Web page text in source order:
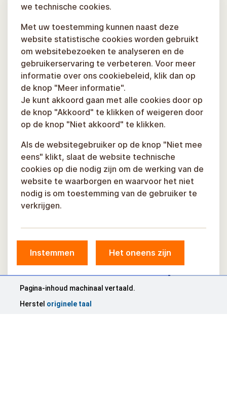
Sigulda-app
Handige assistent bij het gebruik van Sigulda online
routes
Meer informatie
we technische cookies.
Met uw toestemming kunnen naast deze
website statistische cookies worden gebruikt
om websitebezoeken te analyseren en de
gebruikerservaring te verbeteren. Voor meer
informatie over ons cookiebeleid, klik dan op
de knop "Meer informatie".
Je kunt akkoord gaan met alle cookies door op
de knop "Akkoord" te klikken of weigeren door
op de knop "Niet akkoord" te klikken.
Als de websitegebruiker op de knop "Niet mee
eens" klikt, slaat de website technische
cookies op die nodig zijn om de werking van de
website te waarborgen en waarvoor het niet
nodig is om toestemming van de gebruiker te
verkrijgen.
Instemmen Het oneens zijn
Pagina-inhoud machinaal vertaald.
Herstel originele taal